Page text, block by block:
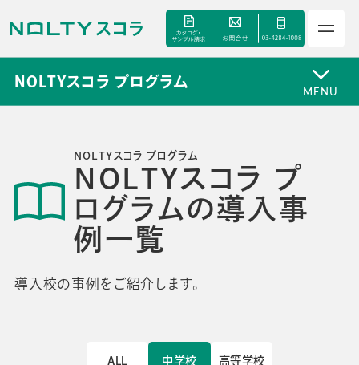
セミナー
NOLTYスコラ プログラム
MENU
NOLTYスコラ プ
ログラムの導入事
例一覧
NOLTYスコラ プログラム
導入校の事例をご紹介します。
ALL 中学校 高等学校